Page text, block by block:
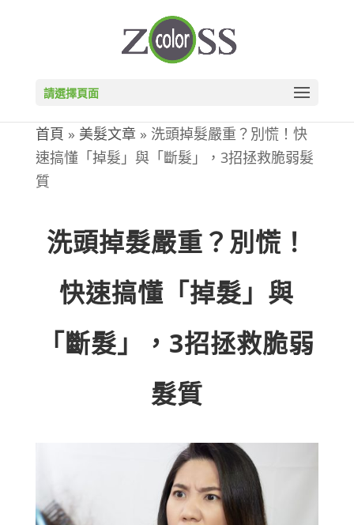
請選擇頁面
首頁 » 美髮文章 » 洗頭掉髮嚴重？別慌！快
速搞懂「掉髮」與「斷髮」，3招拯救脆弱髮
質
洗頭掉髮嚴重？別慌！
快速搞懂「掉髮」與
「斷髮」，3招拯救脆弱
髮質